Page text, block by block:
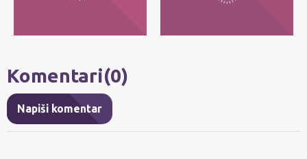
Komentari(0)
Napiši komentar